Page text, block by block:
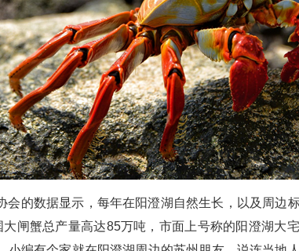
会的数据显示，每年在阳澄湖自然生长，以及周边
闸蟹总产量高达85万吨，市面上号称的阳澄湖大